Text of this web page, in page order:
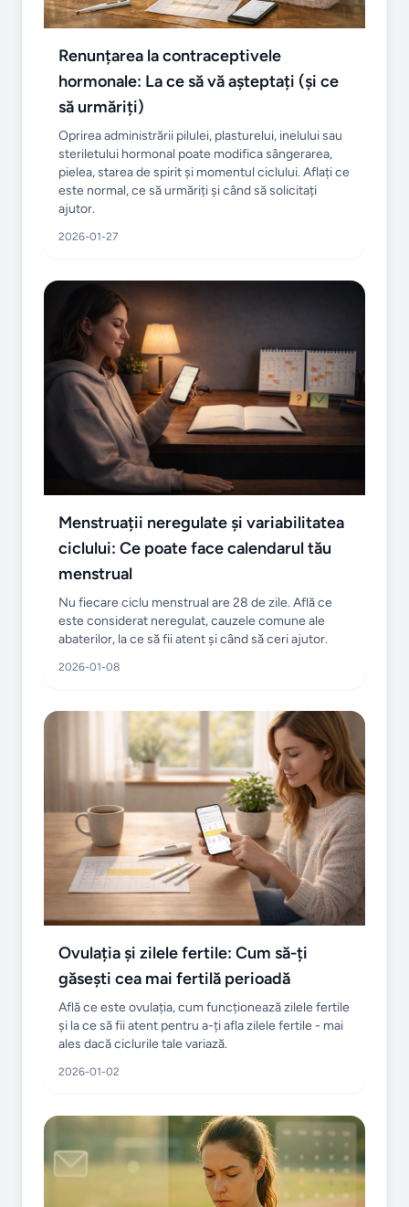
Renunțarea la contraceptivele
hormonale: La ce să vă așteptați (și ce
să urmăriți)
Oprirea administrării pilulei, plasturelui, inelului sau
steriletului hormonal poate modifica sângerarea,
pielea, starea de spirit și momentul ciclului. Aflați ce
este normal, ce să urmăriți și când să solicitați
ajutor.
2026-01-27
Menstruații neregulate și variabilitatea
ciclului: Ce poate face calendarul tău
menstrual
Nu fiecare ciclu menstrual are 28 de zile. Află ce
este considerat neregulat, cauzele comune ale
abaterilor, la ce să fii atent și când să ceri ajutor.
2026-01-08
Ovulația și zilele fertile: Cum să-ți
găsești cea mai fertilă perioadă
Află ce este ovulația, cum funcționează zilele fertile
și la ce să fii atent pentru a-ți afla zilele fertile - mai
ales dacă ciclurile tale variază.
2026-01-02